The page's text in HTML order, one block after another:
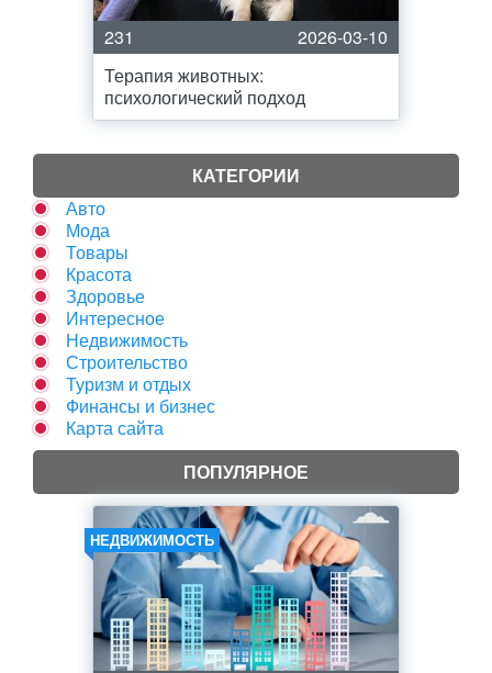
231
2026-03-10
Терапия животных:
психологический подход
КАТЕГОРИИ
Авто
Мода
Товары
Красота
Здоровье
Интересное
Недвижимость
Строительство
Туризм и отдых
Финансы и бизнес
Карта сайта
ПОПУЛЯРНОЕ
НЕДВИЖИМОСТЬ